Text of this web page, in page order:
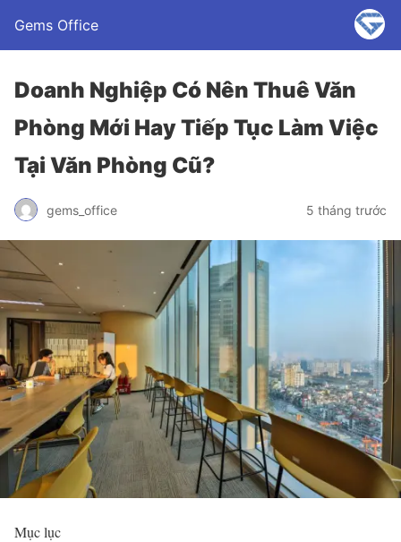
Gems Office
Doanh Nghiệp Có Nên Thuê Văn
Phòng Mới Hay Tiếp Tục Làm Việc
Tại Văn Phòng Cũ?
gems_office 5 tháng trước
Mục lục